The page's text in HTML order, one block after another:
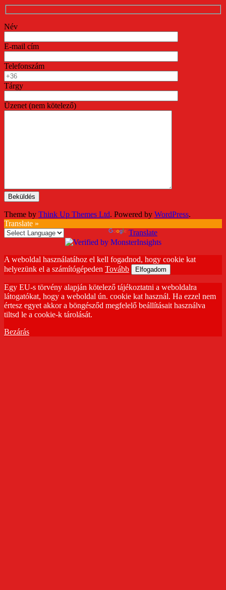
Név
E-mail cím
Telefonszám
Tárgy
Üzenet (nem kötelező)
Theme by Think Up Themes Ltd. Powered by WordPress.
Translate »
Translate
A weboldal használatához el kell fogadnod, hogy cookie kat
helyezünk el a számítógépeden Tovább Elfogadom
Egy EU-s törvény alapján kötelező tájékoztatni a weboldalra
látogatókat, hogy a weboldal ún. cookie kat használ. Ha ezzel nem
értesz egyet akkor a böngésződ megfelelő beállításait használva
tiltsd le a cookie-k tárolását.
Bezárás